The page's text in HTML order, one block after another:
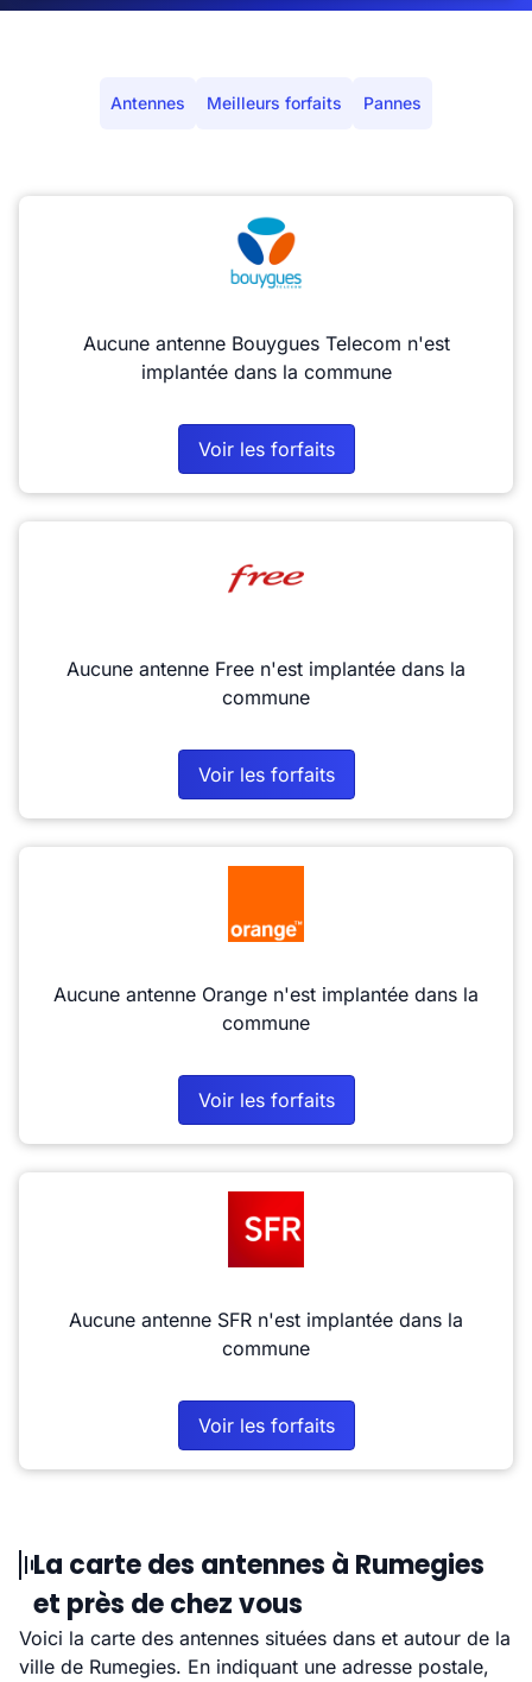
Antennes Meilleurs forfaits Pannes
Aucune antenne Bouygues Telecom n'est
implantée dans la commune
Voir les forfaits
Aucune antenne Free n'est implantée dans la
commune
Voir les forfaits
Aucune antenne Orange n'est implantée dans la
commune
Voir les forfaits
Aucune antenne SFR n'est implantée dans la
commune
Voir les forfaits
La carte des antennes à Rumegies
et près de chez vous
Voici la carte des antennes situées dans et autour de la
ville de Rumegies. En indiquant une adresse postale,